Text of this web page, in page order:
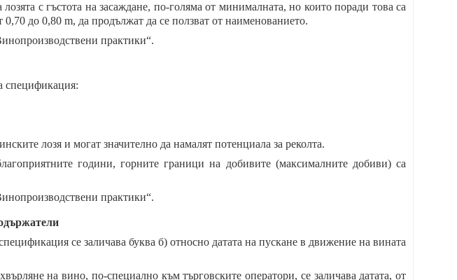
с гъстота на засаждане, по-голяма от минималната, но които поради това са
0,70 до 0,80 m, да продължат да се ползват от наименованието.
практики“.
спецификация:
лозя и могат значително да намалят потенциала за реколта.
години, горните граници на добивите (максималните добиви) са
практики“.
се заличава буква б) относно датата на пускане в движение на вината
на вино, по-специално към търговските оператори, се заличава датата, от